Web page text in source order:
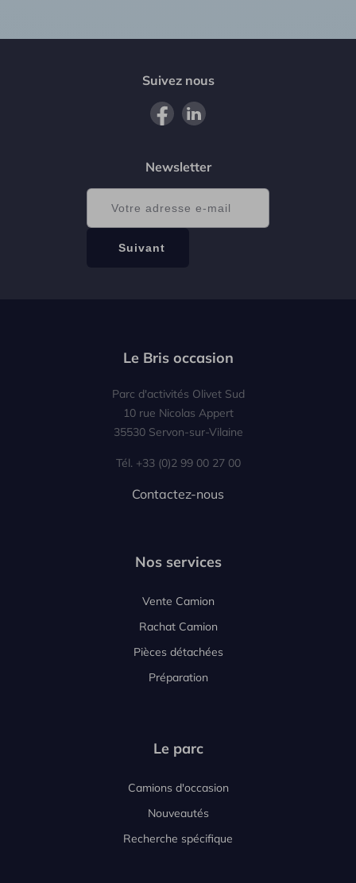
Suivez nous
Newsletter
Le Bris occasion
Parc d'activités Olivet Sud
10 rue Nicolas Appert
35530 Servon-sur-Vilaine
Tél. +33 (0)2 99 00 27 00
Contactez-nous
Nos services
Vente Camion
Rachat Camion
Pièces détachées
Préparation
Le parc
Camions d'occasion
Nouveautés
Recherche spécifique